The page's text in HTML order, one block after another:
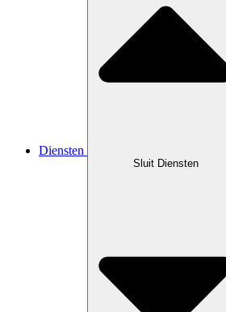
Diensten
Sluit Diensten